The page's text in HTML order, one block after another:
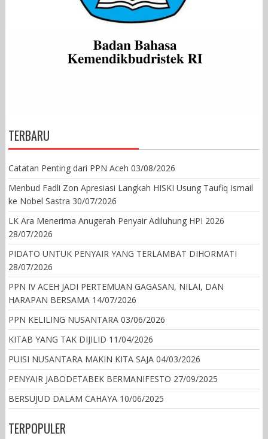
TERBARU
Catatan Penting dari PPN Aceh 03/08/2026
Menbud Fadli Zon Apresiasi Langkah HISKI Usung Taufiq Ismail
ke Nobel Sastra 30/07/2026
LK Ara Menerima Anugerah Penyair Adiluhung HPI 2026
28/07/2026
PIDATO UNTUK PENYAIR YANG TERLAMBAT DIHORMATI
28/07/2026
PPN IV ACEH JADI PERTEMUAN GAGASAN, NILAI, DAN
HARAPAN BERSAMA 14/07/2026
PPN KELILING NUSANTARA 03/06/2026
KITAB YANG TAK DIJILID 11/04/2026
PUISI NUSANTARA MAKIN KITA SAJA 04/03/2026
PENYAIR JABODETABEK BERMANIFESTO 27/09/2025
BERSUJUD DALAM CAHAYA 10/06/2025
TERPOPULER